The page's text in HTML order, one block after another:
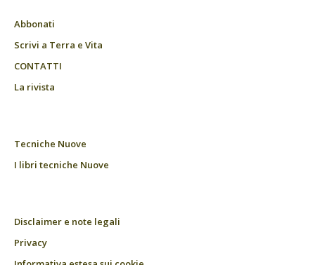
Abbonati
Scrivi a Terra e Vita
CONTATTI
La rivista
Tecniche Nuove
I libri tecniche Nuove
Disclaimer e note legali
Privacy